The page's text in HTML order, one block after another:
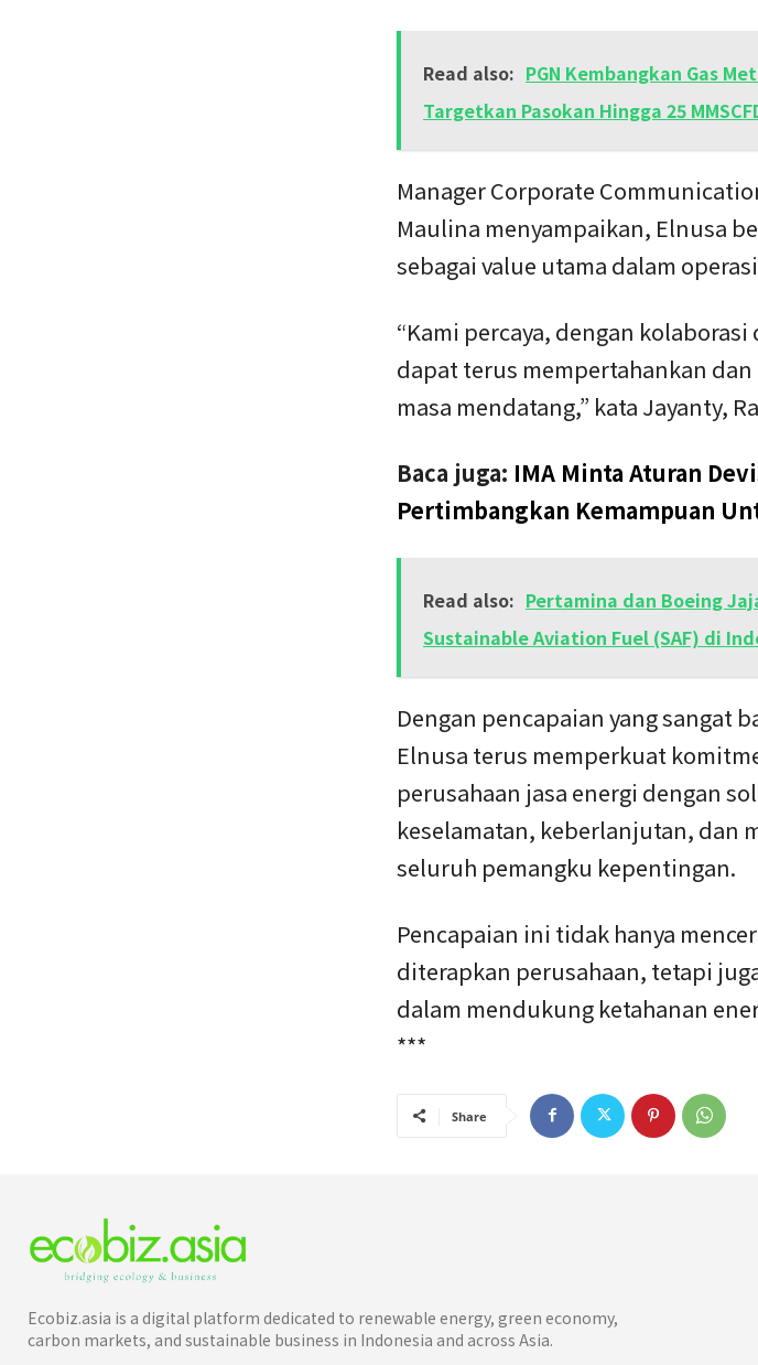
Read also: PGN Kembangkan Gas
Targetkan Pasokan Hingga 25
Manager Corporate
Maulina menyampaikan, Elnusa
sebagai value utama dalam
“Kami percaya, dengan
dapat terus mempertahankan
masa mendatang,” kata Jayanty,
Baca juga: IMA Minta Aturan
Pertimbangkan Kemampuan
Read also: Pertamina dan Boeing
Sustainable Aviation Fuel (SAF) di
Dengan pencapaian yang sangat
Elnusa terus memperkuat
perusahaan jasa energi dengan
keselamatan, keberlanjutan, dan
seluruh pemangku kepentingan.
Pencapaian ini tidak hanya
diterapkan perusahaan, tetapi
dalam mendukung ketahanan
***
Share
Ecobiz.asia is a digital platform dedicated to renewable energy, green economy,
carbon markets, and sustainable business in Indonesia and across Asia.